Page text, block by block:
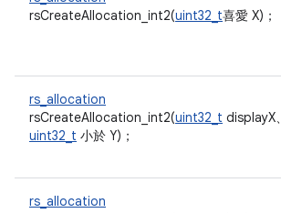
rsCreateAllocation_int2(uint32_t喜愛 X)；
rs_allocation
rsCreateAllocation_int2(uint32_t displayX、
uint32_t 小於 Y)；
rs_allocation